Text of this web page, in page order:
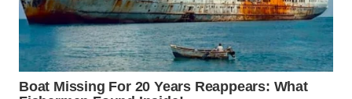
WN
PADANG
LAWAS